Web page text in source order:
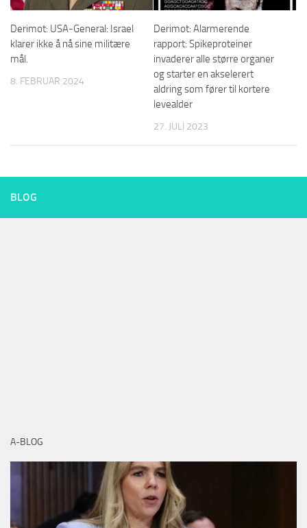
Derimot: USA-General: Israel
klarer ikke å nå sine militære
mål.
8. FEBRUAR 2024
Derimot: Alarmerende
rapport: Spikeproteiner
invaderer alle større organer
og starter en akselerert
aldring som fører til kortere
levealder
27. JULI 2023
BLOG
A-BLOG